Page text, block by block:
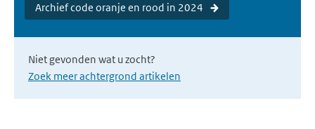
Archief code oranje en rood in 2024
Niet gevonden wat u zocht?
Zoek meer achtergrond artikelen